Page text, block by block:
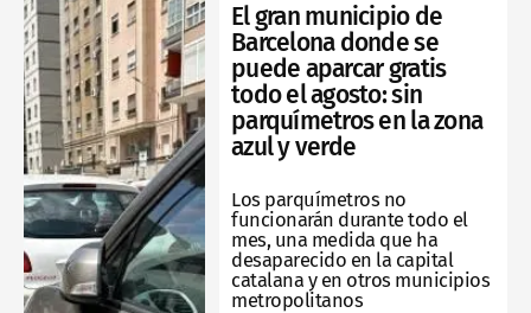
El gran municipio de
Barcelona donde se
puede aparcar gratis
todo el agosto: sin
parquímetros en la zona
azul y verde
Los parquímetros no
funcionarán durante todo el
mes, una medida que ha
desaparecido en la capital
catalana y en otros municipios
metropolitanos